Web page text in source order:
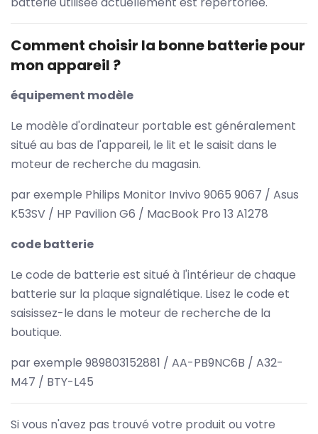
Comment choisir la bonne batterie pour
mon appareil ?
équipement modèle
Le modèle d'ordinateur portable est généralement
situé au bas de l'appareil, le lit et le saisit dans le
moteur de recherche du magasin.
par exemple Philips Monitor Invivo 9065 9067 / Asus
K53SV / HP Pavilion G6 / MacBook Pro 13 A1278
code batterie
Le code de batterie est situé à l'intérieur de chaque
batterie sur la plaque signalétique. Lisez le code et
saisissez-le dans le moteur de recherche de la
boutique.
par exemple 989803152881 / AA-PB9NC6B / A32-
M47 / BTY-L45
Si vous n'avez pas trouvé votre produit ou votre